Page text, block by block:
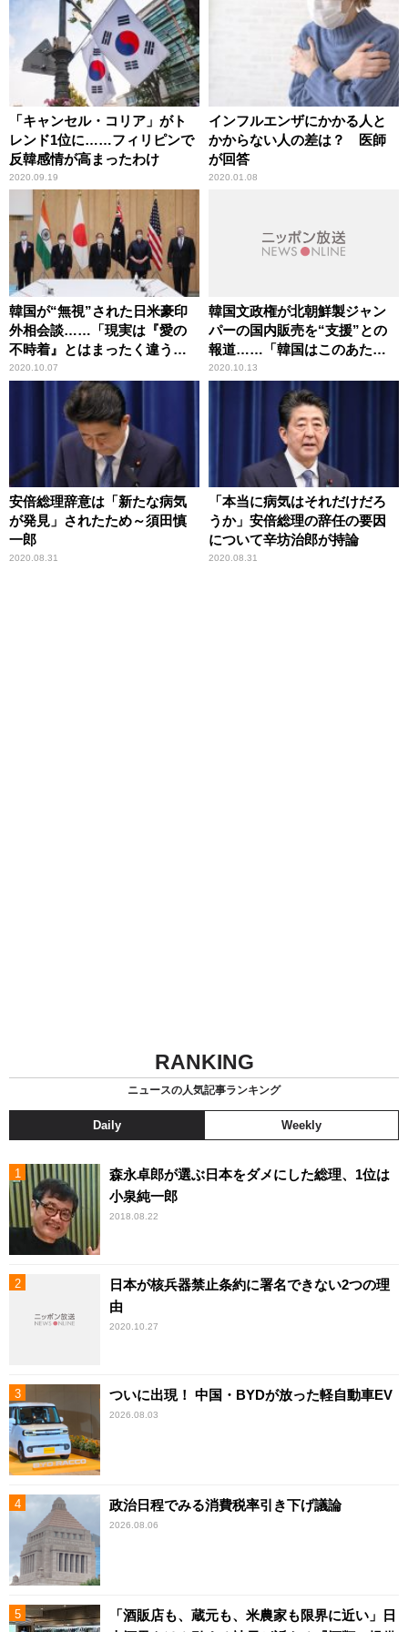
「キャンセル・コリア」がト
レンド1位に……フィリピンで
反韓感情が高まったわけ
2020.09.19
インフルエンザにかかる人と
かからない人の差は？ 医師
が回答
2020.01.08
韓国が“無視”された日米豪印
外相会談……「現実は『愛の
不時着』とはまったく違う」
辛坊治郎が解説
2020.10.07
韓国文政権が北朝鮮製ジャン
パーの国内販売を“支援”との
報道……「韓国はこのあたり
問題が多い」辛坊治郎が言及
2020.10.13
安倍総理辞意は「新たな病気
が発見」されたため～須田慎
一郎
2020.08.31
「本当に病気はそれだけだろ
うか」安倍総理の辞任の要因
について辛坊治郎が持論
2020.08.31
RANKING
ニュースの人気記事ランキング
Daily Weekly
森永卓郎が選ぶ日本をダメにした総理、1位は
小泉純一郎
2018.08.22
日本が核兵器禁止条約に署名できない2つの理
由
2020.10.27
ついに出現！ 中国・BYDが放った軽自動車EV
2026.08.03
政治日程でみる消費税率引き下げ議論
2026.08.06
「酒販店も、蔵元も、米農家も限界に近い」日